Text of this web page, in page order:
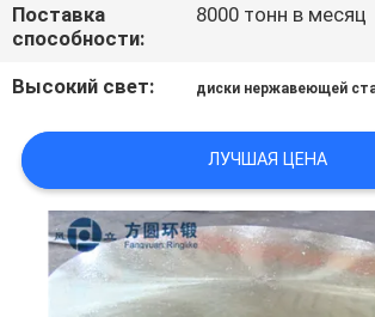
ЦИТАТУ
САЙТА
PRIVACY
POLICY
Поставка
способности:
8000 тонн в месяц
Высокий свет: диски нержавеющей
ЛУЧШАЯ ЦЕНА